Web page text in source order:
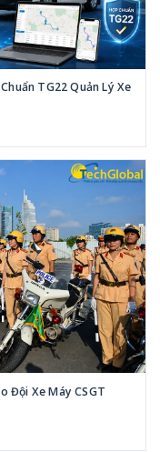
TG22 Quản Lý Xe
Đội Xe Máy CSGT